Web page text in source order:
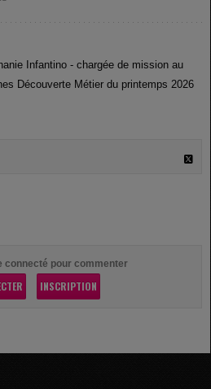
Infantino - chargée de mission au
Découverte Métier du printemps 2026
connecté pour commenter
INSCRIPTION